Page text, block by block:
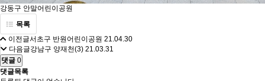
강동구 안말어린이공원
목록
이전글서초구 반원어린이공원 21.04.30
다음글강남구 양재천(3) 21.03.31
댓글 0
댓글목록